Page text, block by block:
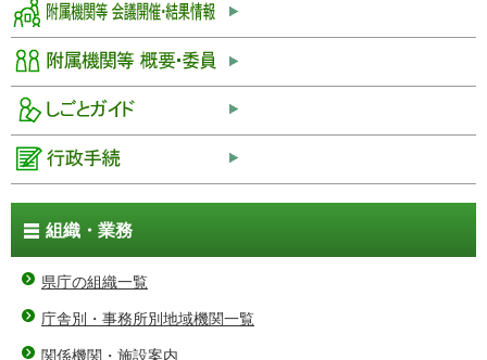
組織・業務
県庁の組織一覧
庁舎別・事務所別地域機関一覧
関係機関・施設案内